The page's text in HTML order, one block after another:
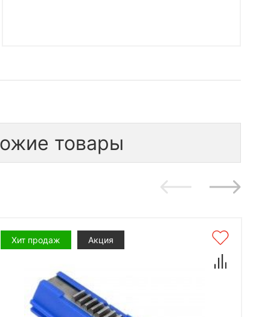
товары
Хит продаж Акция